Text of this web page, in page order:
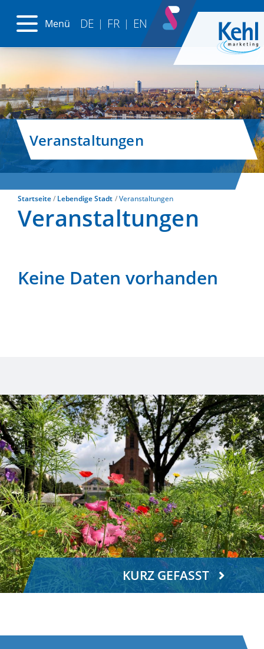
Menü DE | FR | EN
Veranstaltungen
Startseite Lebendige Stadt Veranstaltungen
Veranstaltungen
Keine Daten vorhanden
KURZ GEFASST